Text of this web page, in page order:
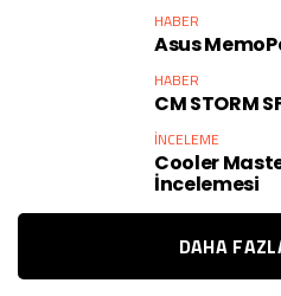
HABER
Asus
HABER
CM STORM
İNCELEME
Cooler
İncelemesi
DAHA